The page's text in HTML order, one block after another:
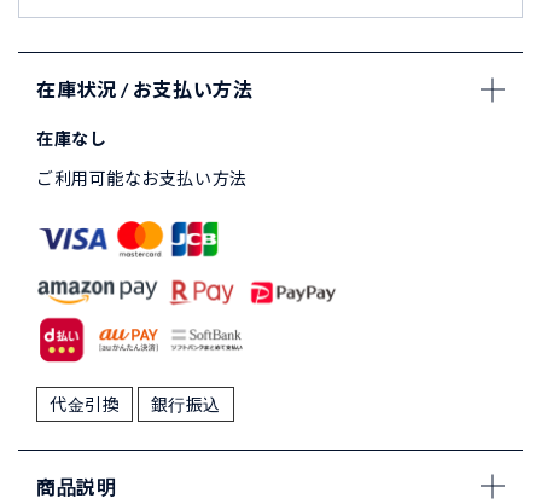
在庫状況 / お支払い方法
在庫なし
ご利用可能なお支払い方法
代金引換 銀行振込
商品説明